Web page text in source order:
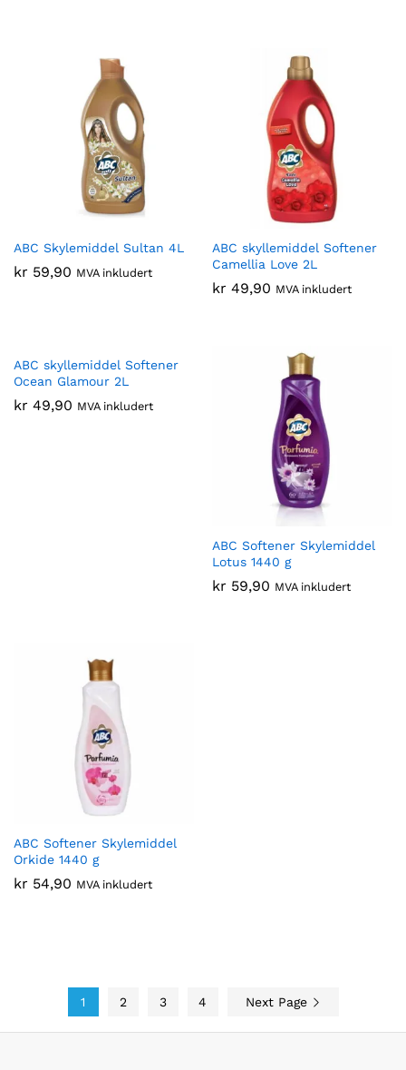
ABC Skylemiddel Sultan 4L
kr 59,90 MVA inkludert
ABC skyllemiddel Softener
Camellia Love 2L
kr 49,90 MVA inkludert
ABC skyllemiddel Softener
Ocean Glamour 2L
kr 49,90 MVA inkludert
ABC Softener Skylemiddel
Lotus 1440 g
kr 59,90 MVA inkludert
ABC Softener Skylemiddel
Orkide 1440 g
kr 54,90 MVA inkludert
1 2 3 4 Next Page